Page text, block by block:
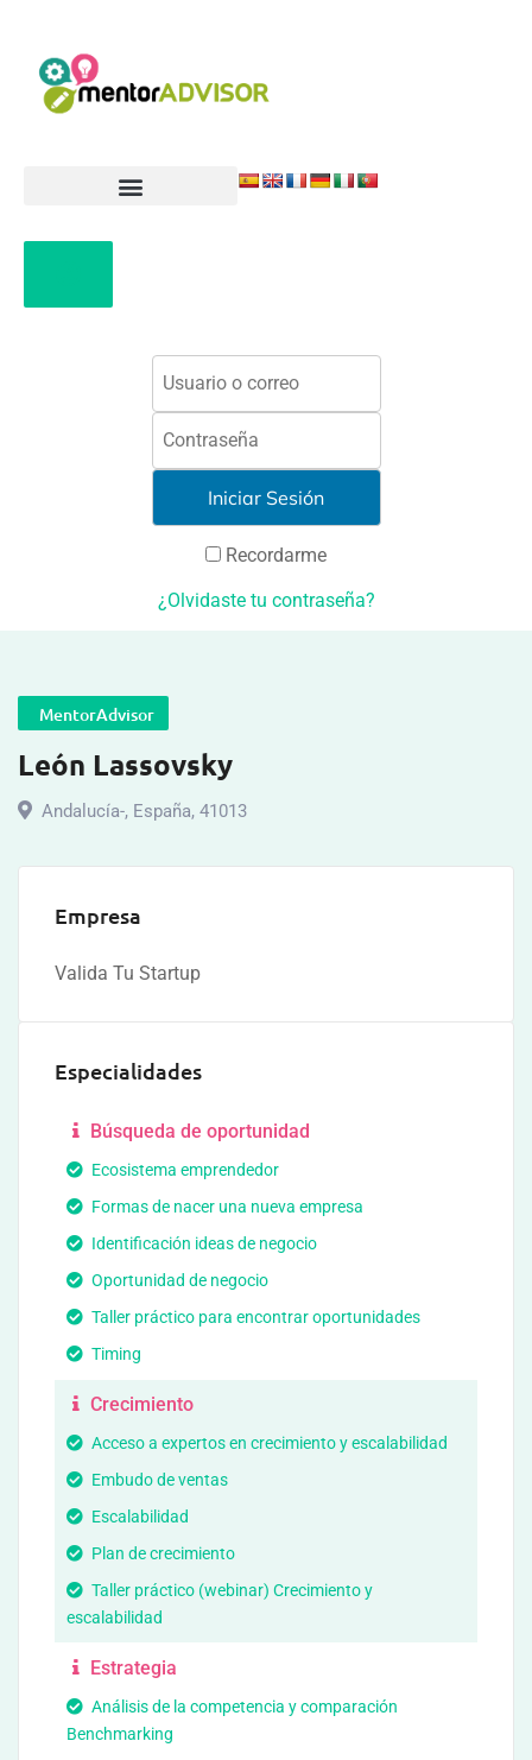
Recordarme
¿Olvidaste tu contraseña?
MentorAdvisor
León Lassovsky
Andalucía-, España, 41013
Empresa
Valida Tu Startup
Especialidades
Búsqueda de oportunidad
Ecosistema emprendedor
Formas de nacer una nueva empresa
Identificación ideas de negocio
Oportunidad de negocio
Taller práctico para encontrar oportunidades
Timing
Crecimiento
Acceso a expertos en crecimiento y escalabilidad
Embudo de ventas
Escalabilidad
Plan de crecimiento
Taller práctico (webinar) Crecimiento y
escalabilidad
Estrategia
Análisis de la competencia y comparación
Benchmarking